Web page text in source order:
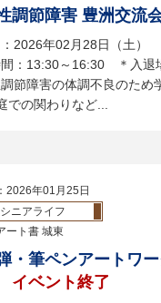
調節障害 豊洲交流
2026年02月28日（土）
間：13:30～16:30 ＊入退
節障害の体調不良のため
の関わりなど...
2026年01月25日
シニアライフ
ート書 城東
・筆ペンアートワ
イベント終了